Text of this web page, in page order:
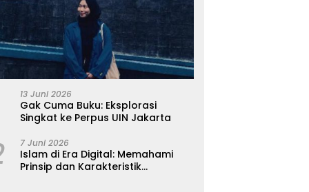
13 Juni 2026
Gak Cuma Buku: Eksplorasi
Singkat ke Perpus UIN Jakarta
7 Juni 2026
Islam di Era Digital: Memahami
Prinsip dan Karakteristik